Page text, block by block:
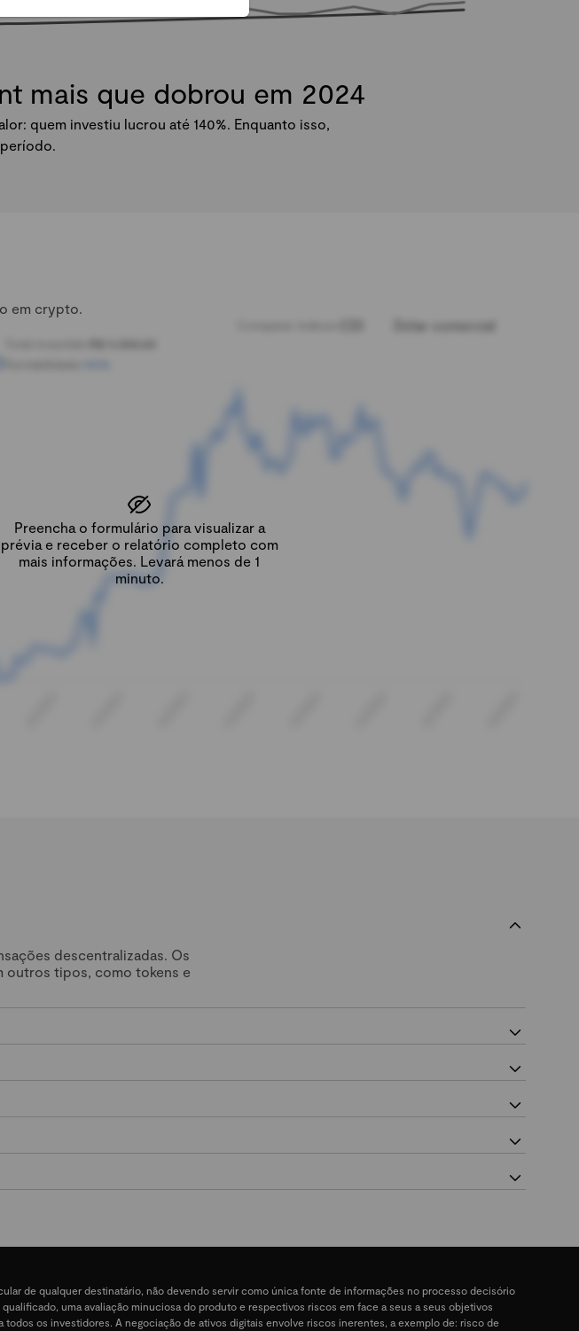
mais que dobrou em 2024
quem investiu lucrou até 140%. Enquanto isso,
em crypto.
Preencha o formulário para visualizar a
prévia e receber o relatório completo com
mais informações. Levará menos de 1
minuto.
Dólar comercial
descentralizadas. Os
outros tipos, como tokens e
de qualquer destinatário, não devendo servir como única fonte de informações no processo decisório
uma avaliação minuciosa do produto e respectivos riscos em face a seus a seus objetivos
os investidores. A negociação de ativos digitais envolve riscos inerentes, a exemplo de: risco de